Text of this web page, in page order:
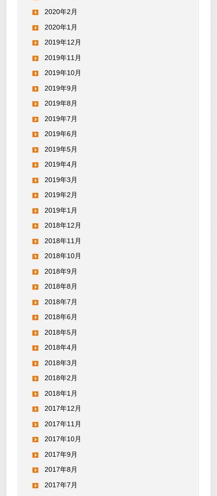
2020年2月
2020年1月
2019年12月
2019年11月
2019年10月
2019年9月
2019年8月
2019年7月
2019年6月
2019年5月
2019年4月
2019年3月
2019年2月
2019年1月
2018年12月
2018年11月
2018年10月
2018年9月
2018年8月
2018年7月
2018年6月
2018年5月
2018年4月
2018年3月
2018年2月
2018年1月
2017年12月
2017年11月
2017年10月
2017年9月
2017年8月
2017年7月